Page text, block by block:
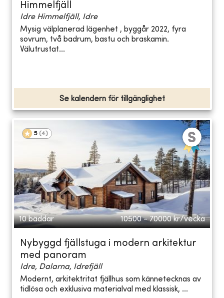
Himmelfjäll
Idre Himmelfjäll, Idre
Mysig välplanerad lägenhet , byggår 2022, fyra
sovrum, två badrum, bastu och braskamin.
Välutrustat...
Se kalendern för tillgänglighet
5 (4)
10 bäddar 10500 - 70000 kr/vecka
Nybyggd fjällstuga i modern arkitektur
med panoram
Idre, Dalarna, Idrefjäll
Modernt, arkitektritat fjällhus som kännetecknas av
tidlösa och exklusiva materialval med klassisk, ...